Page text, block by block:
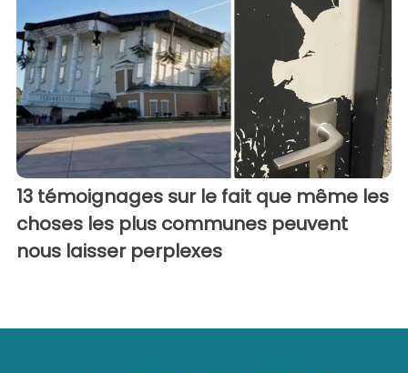
13 témoignages sur le fait que même les
choses les plus communes peuvent
nous laisser perplexes